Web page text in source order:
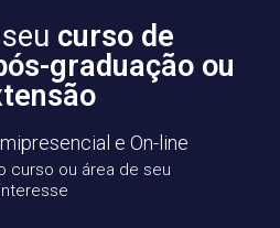
curso de
graduação ou
e On-line
curso ou área de seu
interesse